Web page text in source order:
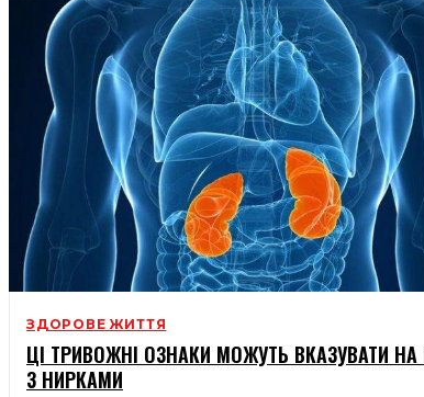
ЗДОРОВЕ ЖИТТЯ
ЦІ ТРИВОЖНІ ОЗНАКИ МОЖУТЬ ВКАЗУВАТИ
З НИРКАМИ